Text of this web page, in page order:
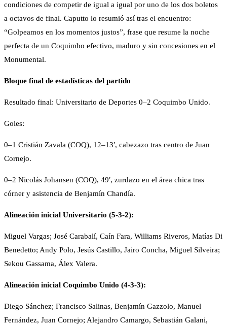
condiciones de competir de igual a igual por uno de los dos boletos
a octavos de final. Caputto lo resumió así tras el encuentro:
“Golpeamos en los momentos justos”, frase que resume la noche
perfecta de un Coquimbo efectivo, maduro y sin concesiones en el
Monumental.
Bloque final de estadísticas del partido
Resultado final: Universitario de Deportes 0–2 Coquimbo Unido.
Goles:
0–1 Cristián Zavala (COQ), 12–13′, cabezazo tras centro de Juan
Cornejo.
0–2 Nicolás Johansen (COQ), 49′, zurdazo en el área chica tras
córner y asistencia de Benjamín Chandía.
Alineación inicial Universitario (5-3-2):
Miguel Vargas; José Carabalí, Caín Fara, Williams Riveros, Matías Di
Benedetto; Andy Polo, Jesús Castillo, Jairo Concha, Miguel Silveira;
Sekou Gassama, Álex Valera.
Alineación inicial Coquimbo Unido (4-3-3):
Diego Sánchez; Francisco Salinas, Benjamín Gazzolo, Manuel
Fernández, Juan Cornejo; Alejandro Camargo, Sebastián Galani,